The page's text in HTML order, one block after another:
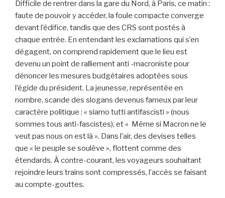
Difficile de rentrer dans la gare du Nord, à Paris, ce matin :
faute de pouvoir y accéder, la foule compacte converge
devant l’édifice, tandis que des CRS sont postés à
chaque entrée. En entendant les exclamations qui s’en
dégagent, on comprend rapidement que le lieu est
devenu un point de ralliement anti -macroniste pour
dénoncer les mesures budgétaires adoptées sous
l’égide du président. La jeunesse, représentée en
nombre, scande des slogans devenus fameux par leur
caractère politique : « siamo tutti antifascisti » (nous
sommes tous anti-fascistes), et « Même si Macron ne le
veut pas nous on est là ». Dans l’air, des devises telles
que « le peuple se soulève », flottent comme des
étendards. À contre-courant, les voyageurs souhaitant
rejoindre leurs trains sont compressés, l’accès se faisant
au compte-gouttes.